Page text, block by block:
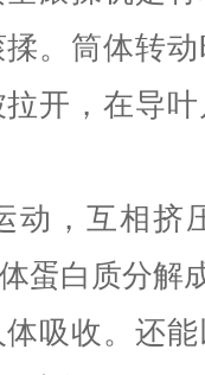
。筒体转
开，在导
，互相挤
蛋白质分解
吸收。还